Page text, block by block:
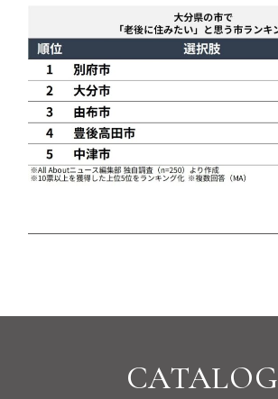
CATALOG